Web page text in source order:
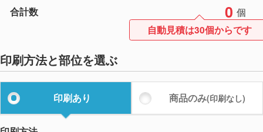
合計数 0 個
自動見積は30個からです
印刷方法と部位を選ぶ
印刷あり 商品のみ(印刷なし)